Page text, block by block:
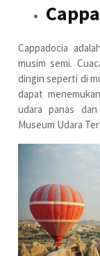
Cappadocia
musim semi.
dingin seperti di
dapat
udara panas
Museum Udara